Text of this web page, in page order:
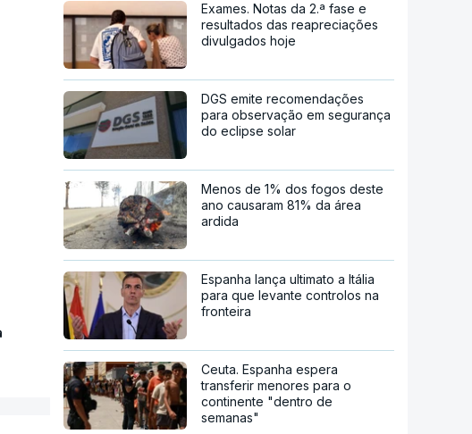
Exames. Notas da 2.ª fase e
resultados das reapreciações
divulgados hoje
DGS emite recomendações
para observação em segurança
do eclipse solar
Menos de 1% dos fogos deste
ano causaram 81% da área
ardida
Espanha lança ultimato a Itália
para que levante controlos na
fronteira
Ceuta. Espanha espera
transferir menores para o
continente "dentro de
semanas"